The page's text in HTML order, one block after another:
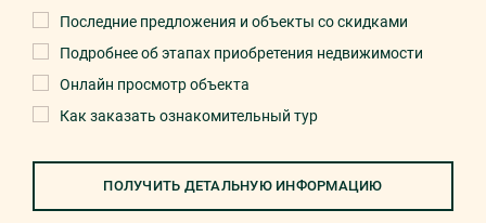
Последние предложения и объекты со скидками
Подробнее об этапах приобретения недвижимости
Онлайн просмотр объекта
Как заказать ознакомительный тур
ПОЛУЧИТЬ ДЕТАЛЬНУЮ ИНФОРМАЦИЮ